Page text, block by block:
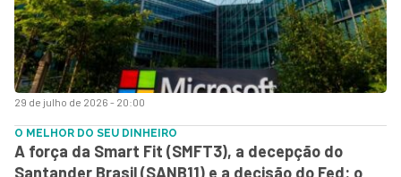
29 de julho de 2026 - 20:00
O MELHOR DO SEU DINHEIRO
A força da Smart Fit (SMFT3), a decepção do
Santander Brasil (SANB11) e a decisão do Fed: o